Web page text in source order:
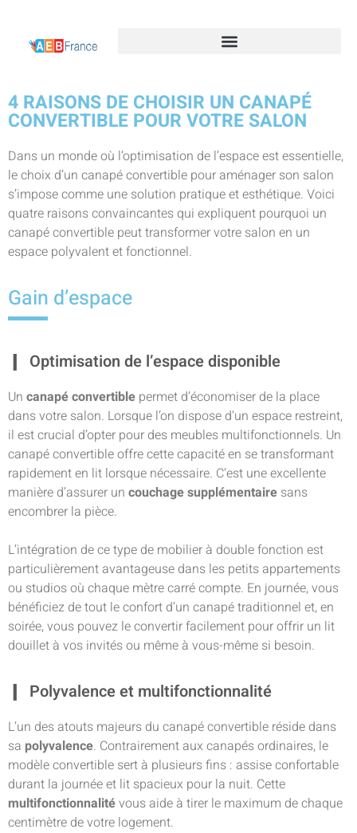
4 RAISONS DE CHOISIR UN CANAPÉ
CONVERTIBLE POUR VOTRE SALON
Dans un monde où l’optimisation de l’espace est essentielle,
le choix d’un canapé convertible pour aménager son salon
s’impose comme une solution pratique et esthétique. Voici
quatre raisons convaincantes qui expliquent pourquoi un
canapé convertible peut transformer votre salon en un
espace polyvalent et fonctionnel.
Gain d’espace
Optimisation de l’espace disponible
Un canapé convertible permet d’économiser de la place
dans votre salon. Lorsque l’on dispose d’un espace restreint,
il est crucial d’opter pour des meubles multifonctionnels. Un
canapé convertible offre cette capacité en se transformant
rapidement en lit lorsque nécessaire. C’est une excellente
manière d’assurer un couchage supplémentaire sans
encombrer la pièce.
L’intégration de ce type de mobilier à double fonction est
particulièrement avantageuse dans les petits appartements
ou studios où chaque mètre carré compte. En journée, vous
bénéficiez de tout le confort d’un canapé traditionnel et, en
soirée, vous pouvez le convertir facilement pour offrir un lit
douillet à vos invités ou même à vous-même si besoin.
Polyvalence et multifonctionnalité
L’un des atouts majeurs du canapé convertible réside dans
sa polyvalence. Contrairement aux canapés ordinaires, le
modèle convertible sert à plusieurs fins : assise confortable
durant la journée et lit spacieux pour la nuit. Cette
multifonctionnalitévous aide à tirer le maximum de chaque
centimètre de votre logement.